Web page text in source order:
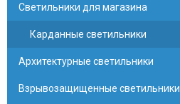
Светильники для магазина
Карданные светильники
Архитектурные светильники
Взрывозащищенные светильники